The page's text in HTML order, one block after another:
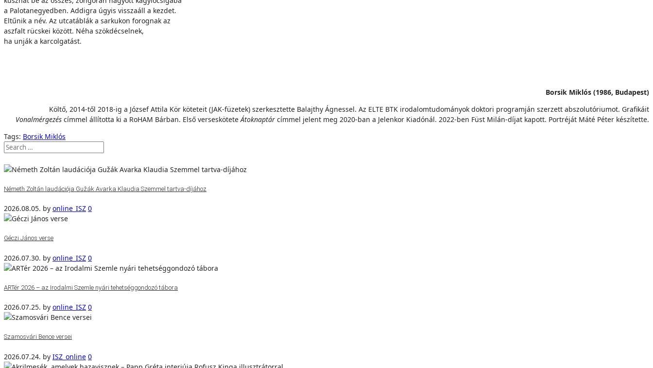
a Palotanegyedben. Addigra úgyis visszaáll a kezdet.
Eltűnik a név. Az utcatáblák a sarkukon forognak az
aszfalt rücskei között. Néha szökdécselnek,
ha unják a karcolgatást.
Borsik Miklós (1986, Budapest)
Költő, 2014-től 2018-ig a József Attila Kör köteteit (JAK-füzetek) szerkesztette Balajthy Ágnessel. Az ELTE BTK irodalomtudományok doktori programján szerzett abszolutóriumot. Grafikáit
Vonalmérgezés címmel állította ki a RoHAM Bárban. Első versesköteteÁtoknaptár címmel jelent meg 2020-ban a Jelenkor Kiadónál. 2022-ben Füst Milán-díjat kapott. Portréját Máté Péter készítette.
Tags: Borsik Miklós
Németh Zoltán laudációja Gužák Avarka Klaudia Szemmel tartva-díjához
2026.08.05. by online_ISZ 0
Géczi János verse
2026.07.30. by online_ISZ 0
ARTér 2026 – az Irodalmi Szemle nyári tehetséggondozó tábora
2026.07.25. by online_ISZ 0
Szamosvári Bence versei
2026.07.24. by ISZ_online 0